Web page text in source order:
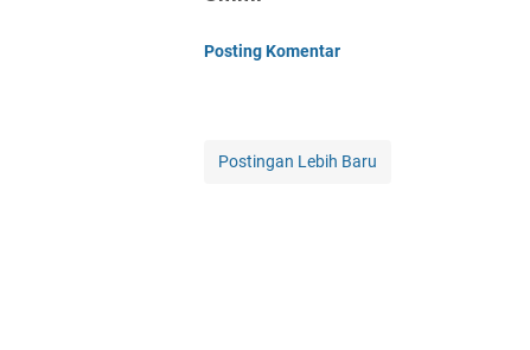
Posting Komentar
Postingan Lebih Baru